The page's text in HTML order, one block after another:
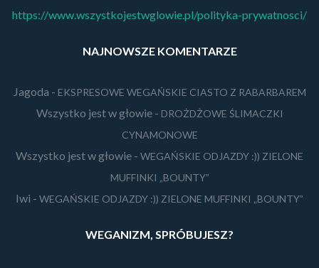
https://www.wszystkojestwglowie.pl/polityka-prywatnosci/
NAJNOWSZE KOMENTARZE
Jagoda - EKSPRESOWE WEGAŃSKIE CIASTO Z RABARBAREM
Wszystko jest w głowie- DROŻDŻOWE ŚLIMACZKI
CYNAMONOWE
Wszystko jest w głowie - WEGAŃSKIE ODJAZDY :)) ZIELONE
MUFFINKI „BOUNTY”
Iwi - WEGAŃSKIE ODJAZDY :)) ZIELONE MUFFINKI „BOUNTY”
WEGANIZM, SPRÓBUJESZ?